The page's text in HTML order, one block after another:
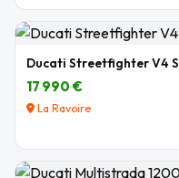
Ducati Streetfighter V4 S
17 990 €
La Ravoire